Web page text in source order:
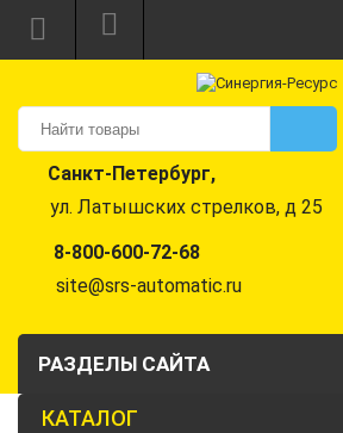
Санкт-Петербург,
ул. Латышских стрелков, д 25
8-800-600-72-68
site@srs-automatic.ru
РАЗДЕЛЫ САЙТА
КАТАЛОГ